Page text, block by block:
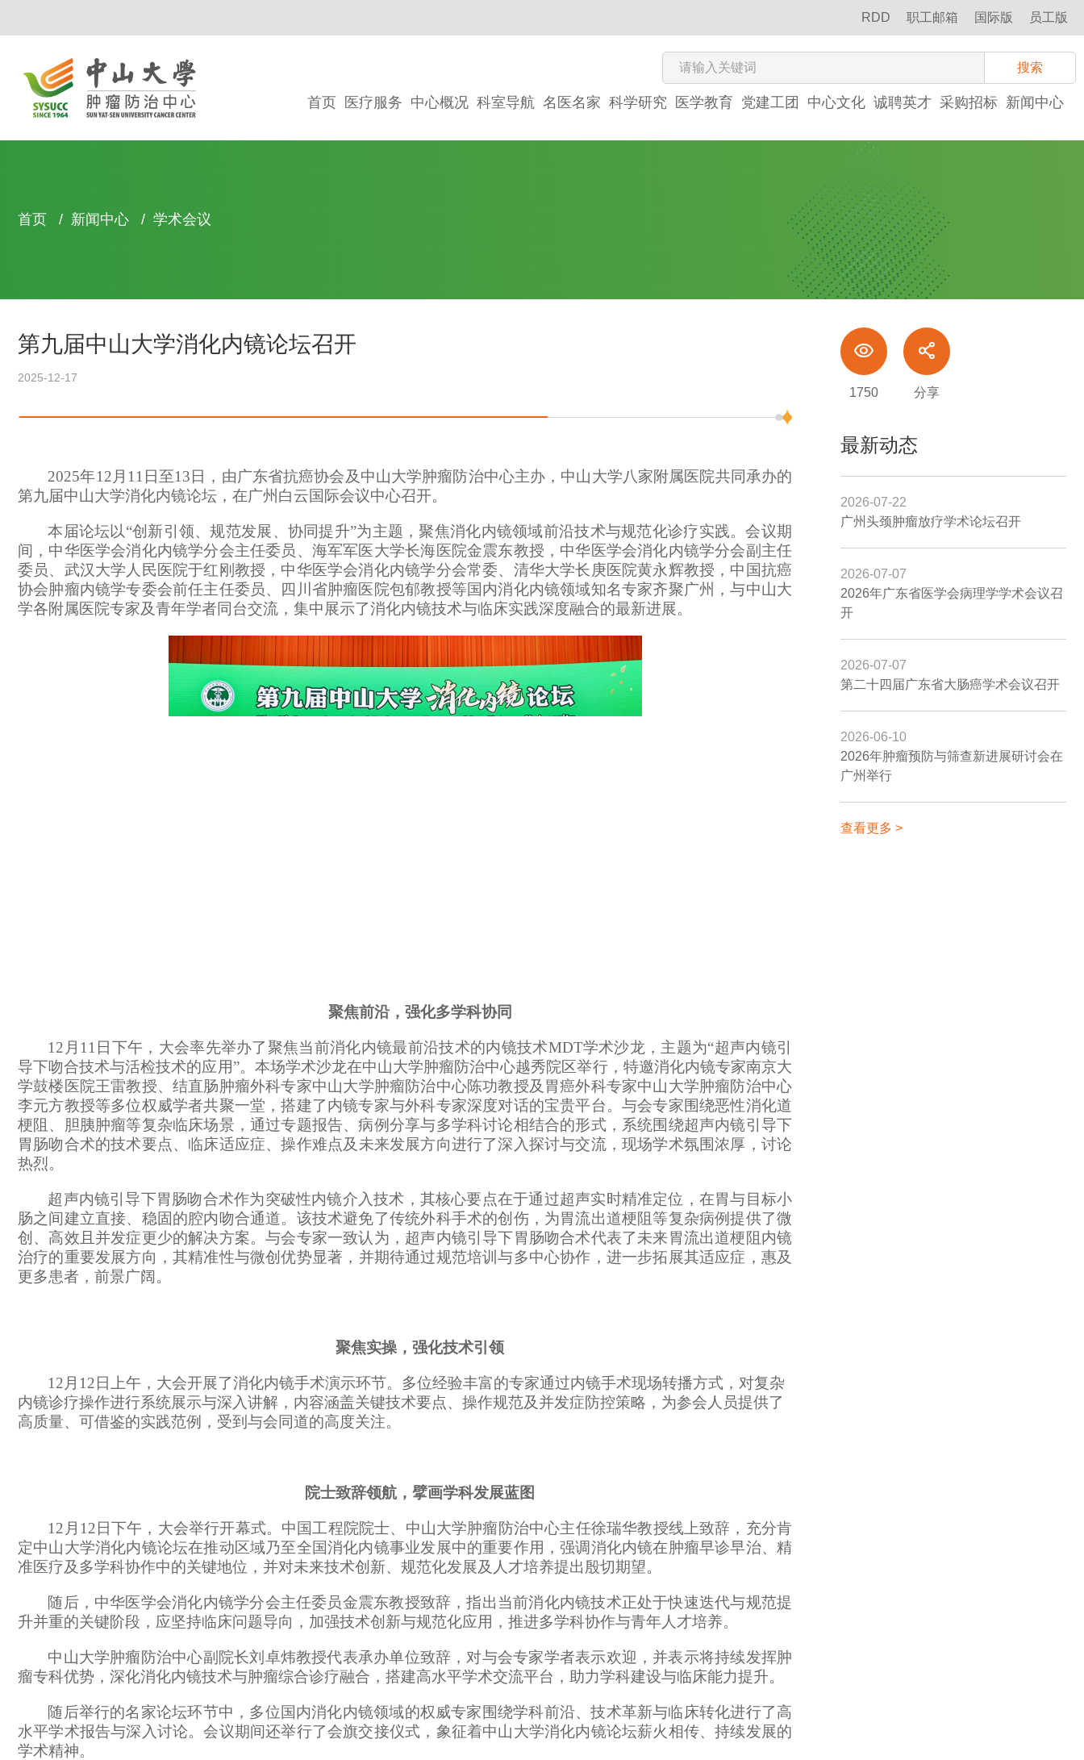
RDD 职工邮箱 国际版 员工版
搜索
首页 医疗服务 中心概况 科室导航 名医名家 科学研究 医学教育 党建工团 中心文化 诚聘英才 采购招标 新闻中心
面
屑
首页 / 新闻中心 / 学术会议
第九届中山大学消化内镜论坛召开
2025-12-17
2025年12月11日至13日，由广东省抗癌协会及中山大学肿瘤防治中心主办，中山大学八家附属医院共同承办的
第九届中山大学消化内镜论坛，在广州白云国际会议中心召开。
本届论坛以“创新引领、规范发展、协同提升”为主题，聚焦消化内镜领域前沿技术与规范化诊疗实践。会议期
间，中华医学会消化内镜学分会主任委员、海军军医大学长海医院金震东教授，中华医学会消化内镜学分会副主任
委员、武汉大学人民医院于红刚教授，中华医学会消化内镜学分会常委、清华大学长庚医院黄永辉教授，中国抗癌
协会肿瘤内镜学专委会前任主任委员、四川省肿瘤医院包郁教授等国内消化内镜领域知名专家齐聚广州，与中山大
学各附属医院专家及青年学者同台交流，集中展示了消化内镜技术与临床实践深度融合的最新进展。
聚焦前沿，强化多学科协同
12月11日下午，大会率先举办了聚焦当前消化内镜最前沿技术的内镜技术MDT学术沙龙，主题为“超声内镜引
导下吻合技术与活检技术的应用”。本场学术沙龙在中山大学肿瘤防治中心越秀院区举行， 特邀消化内镜专家南京大
学鼓楼医院王雷教授、结直肠肿瘤外科专家中山大学肿瘤防治中心陈功教授及 胃癌外科专家中山大学肿瘤防治中心
李元方教授等多位权威学者共聚一堂，搭建了内镜专家与外科专家深度对话的宝贵平台。 与会专家围绕恶性消化道
梗阻、胆胰肿瘤等复杂临床场景，通过专题报告、病例分享与多学科讨论相结合的形式，系统围绕超声内镜引导下
胃肠吻合术的技术要点、临床适应症、操作难点及未来发展方向进行了深入探讨与交流，现场学术氛围浓厚，讨论
热烈。
超声内镜引导下胃肠吻合术作为突破性内镜介入技术，其核心要点在于通过超声实时精准定位，在胃与目标小
肠之间建立直接、稳固的腔内吻合通道。该技术避免了传统外科手术的创伤，为胃流出道梗阻等复杂病例提供了微
创、高效且并发症更少的解决方案。与会专家一致认为，超声内镜引导下胃肠吻合术代表了未来胃流出道梗阻内镜
治疗的重要发展方向，其精准性与微创优势显著，并期待通过规范培训与多中心协作，进一步拓展其适应症，惠及
更多患者，前景广阔。
聚焦实操，强化技术引领
12月12日上午， 大会开展了消化内镜手术演示环节。多位经验丰富的专家通过内镜手术现场转播方式，对复杂
内镜诊疗操作进行系统展示与深入讲解，内容涵盖关键技术要点、操作规范及并发症防控策略，为参会人员提供了
高质量、可借鉴的实践范例，受到与会同道的高度关注。
院士致辞领航，擘画学科发展蓝图
12月12日下午，大会举行开幕式。中国工程院院士、中山大学肿瘤防治中心主任徐瑞华教授线上致辞，充分肯
定中山大学消化内镜论坛在推动区域乃至全国消化内镜事业发展中的重要作用，强调消化内镜在肿瘤早诊早治、精
准医疗及多学科协作中的关键地位，并对未来技术创新、规范化发展及人才培养提出殷切期望。
随后，中华医学会消化内镜学分会主任委员金震东教授致辞，指出当前消化内镜技术正处于快速迭代与规范提
升并重的关键阶段，应坚持临床问题导向，加强技术创新与规范化应用，推进多学科协作与青年人才培养。
中山大学肿瘤防治中心副院长刘卓炜教授代表承办单位致辞，对与会专家学者表示欢迎，并表示将持续发挥肿
瘤专科优势，深化消化内镜技术与肿瘤综合诊疗融合，搭建高水平学术交流平台，助力学科建设与临床能力提升。
随后举行的名家论坛环节中，多位国内消化内镜领域的权威专家围绕学科前沿、技术革新与临床转化进行了高
水平学术报告与深入讨论。会议期间还举行了会旗交接仪式，象征着中山大学消化内镜论坛薪火相传、持续发展的
学术精神。
1750 分享
最新动态
2026-07-22
广州头颈肿瘤放疗学术论坛召开
2026-07-07
2026年广东省医学会病理学学术会议召
开
2026-07-07
第二十四届广东省大肠癌学术会议召开
2026-06-10
2026年肿瘤预防与筛查新进展研讨会在
广州举行
查看更多 >